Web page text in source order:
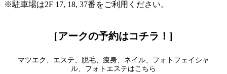
※駐車場は2F 17, 18, 37番をご利用ください。
[アークの予約はコチラ！]
マツエク、エステ、脱毛、痩身、ネイル、フォトフェイシャ
ル、フォトエステはこちら